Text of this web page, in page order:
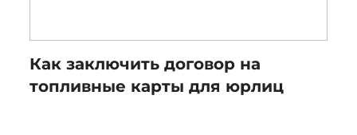
Как заключить договор на
топливные карты для юрлиц